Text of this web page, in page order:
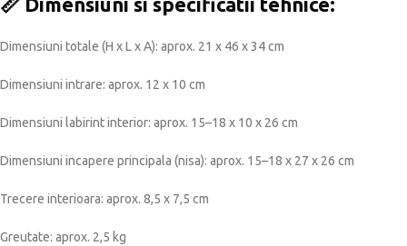
Dimensiuni totale (H x L x A): aprox. 21 x 46 x 34 cm
Dimensiuni intrare: aprox. 12 x 10 cm
Dimensiuni labirint interior: aprox. 15–18 x 10 x 26 cm
Dimensiuni incapere principala (nisa): aprox. 15–18 x 27 x 26 cm
Trecere interioara: aprox. 8,5 x 7,5 cm
Greutate: aprox. 2,5 kg